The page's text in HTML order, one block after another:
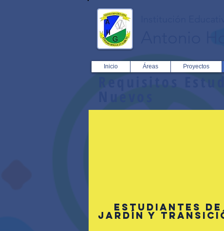
Inicio Áreas Proyectos
ESTUDIANTES DE
JARDÍN Y